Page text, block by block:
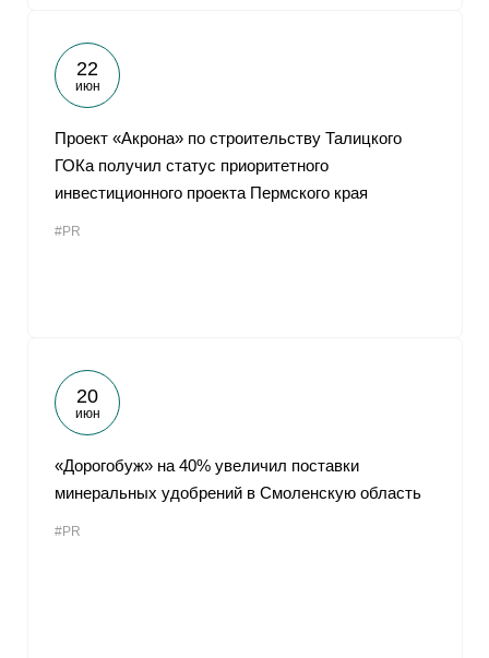
22
июн
Проект «Акрона» по строительству Талицкого
ГОКа получил статус приоритетного
инвестиционного проекта Пермского края
#PR
20
июн
«Дорогобуж» на 40% увеличил поставки
минеральных удобрений в Смоленскую область
#PR